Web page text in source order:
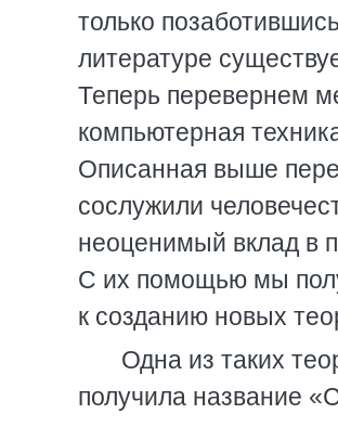
только
литературе
Теперь перевернем
компьютерная
Описанная выше
сослужили
неоценимый вклад в
С их помощью мы
к созданию новых
Одна из таких
получила название